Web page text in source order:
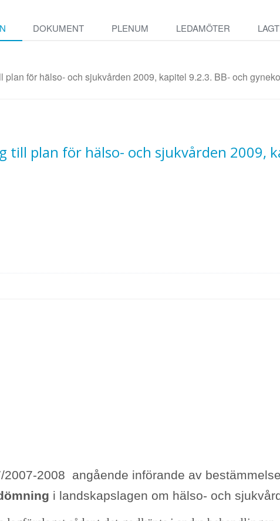
DOKUMENT PLENUM LEDAMÖTER
för hälso- och sjukvården 2009, kapitel 9.2.3. BB- och
plan för hälso- och sjukvården 2009,
2008 angående införande av
i landskapslagen om hälso- och